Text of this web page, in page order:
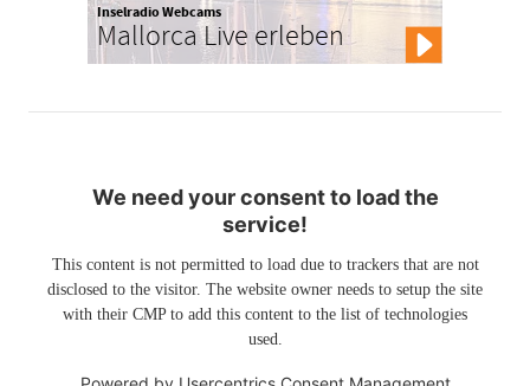
Inselradio Webcams
Mallorca Live erleben
We need your consent to load the
service!
This content is not permitted to load due to trackers that are not
disclosed to the visitor. The website owner needs to setup the site
with their CMP to add this content to the list of technologies
used.